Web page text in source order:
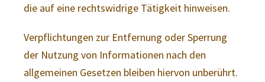
die auf eine rechtswidrige Tätigkeit hinweisen.
Verpflichtungen zur Entfernung oder Sperrung
der Nutzung von Informationen nach den
allgemeinen Gesetzen bleiben hiervon unberührt.